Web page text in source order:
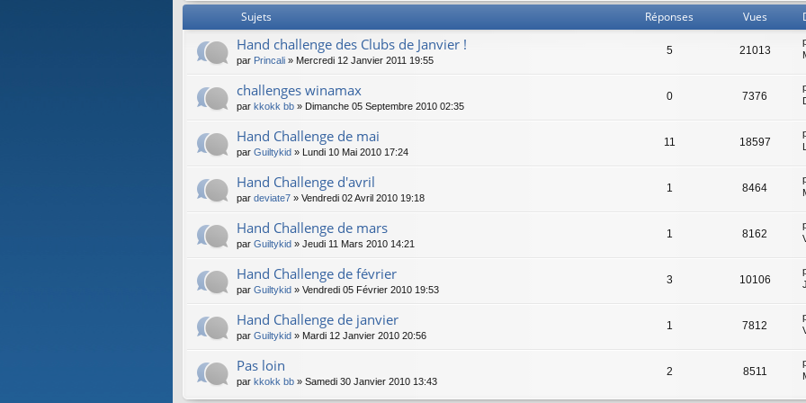
Sujets Réponses Vues
Hand challenge des Clubs de Janvier !
par Princali » Mercredi 12 Janvier 2011 19:55
5 21013
challenges winamax
par kkokk bb » Dimanche 05 Septembre 2010 02:35
0 7376
Hand Challenge de mai
par Guiltykid » Lundi 10 Mai 2010 17:24
11 18597
Hand Challenge d'avril
par deviate7 » Vendredi 02 Avril 2010 19:18
1 8464
Hand Challenge de mars
par Guiltykid » Jeudi 11 Mars 2010 14:21
1 8162
Hand Challenge de février
par Guiltykid » Vendredi 05 Février 2010 19:53
3 10106
Hand Challenge de janvier
par Guiltykid » Mardi 12 Janvier 2010 20:56
1 7812
Pas loin
par kkokk bb » Samedi 30 Janvier 2010 13:43
2 8511